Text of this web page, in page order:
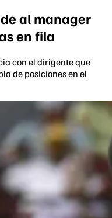
al manager
en fila
con el dirigente que
de posiciones en el